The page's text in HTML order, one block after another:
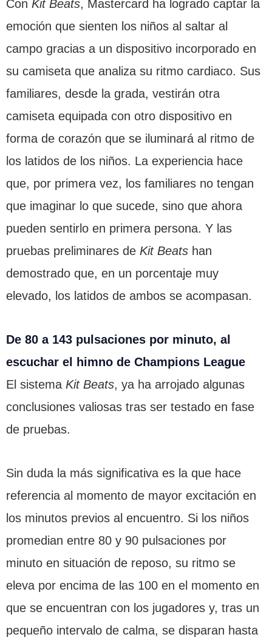
Con Kit Beats, Mastercard ha logrado captar la
emoción que sienten los niños al saltar al
campo gracias a un dispositivo incorporado en
su camiseta que analiza su ritmo cardiaco. Sus
familiares, desde la grada, vestirán otra
camiseta equipada con otro dispositivo en
forma de corazón que se iluminará al ritmo de
los latidos de los niños. La experiencia hace
que, por primera vez, los familiares no tengan
que imaginar lo que sucede, sino que ahora
pueden sentirlo en primera persona. Y las
pruebas preliminares de Kit Beats han
demostrado que, en un porcentaje muy
elevado, los latidos de ambos se acompasan.
De 80 a 143 pulsaciones por minuto, al
escuchar el himno de Champions League
El sistema Kit Beats, ya ha arrojado algunas
conclusiones valiosas tras ser testado en fase
de pruebas.
Sin duda la más significativa es la que hace
referencia al momento de mayor excitación en
los minutos previos al encuentro. Si los niños
promedian entre 80 y 90 pulsaciones por
minuto en situación de reposo, su ritmo se
eleva por encima de las 100 en el momento en
que se encuentran con los jugadores y, tras un
pequeño intervalo de calma, se disparan hasta